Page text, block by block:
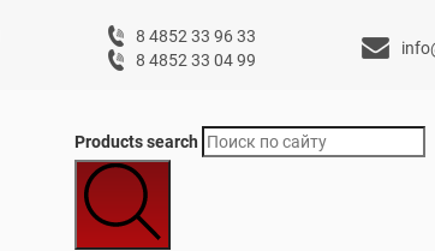
8 4852 33 96 33
8 4852 33 04 99
Products search